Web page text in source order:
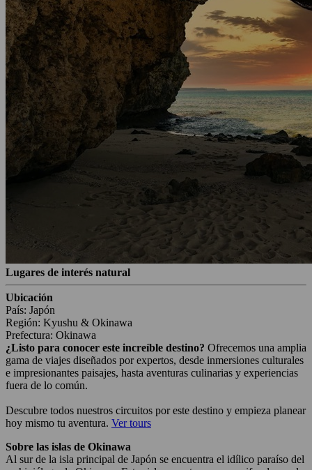
Lugares de interés natural
Ubicación
País: Japón
Región: Kyushu & Okinawa
Prefectura: Okinawa
¿Listo para conocer este increíble destino? Ofrecemos una amplia
gama de viajes diseñados por expertos, desde inmersiones culturales
e impresionantes paisajes, hasta aventuras culinarias y experiencias
fuera de lo común.
Descubre todos nuestros circuitos por este destino y empieza planear
hoy mismo tu aventura. Ver tours
Sobre las islas de Okinawa
Al sur de la isla principal de Japón se encuentra el idílico paraíso del